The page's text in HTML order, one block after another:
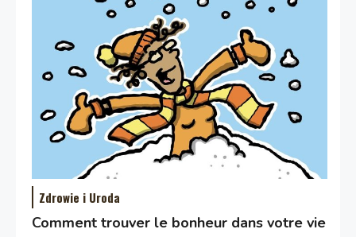
Zdrowie i Uroda
Comment trouver le bonheur dans votre vie